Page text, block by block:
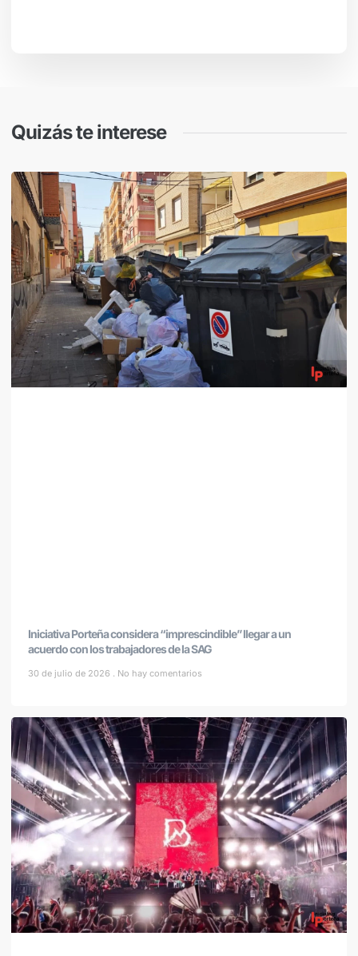
Quizás te interese
Iniciativa Porteña considera “imprescindible” llegar a un
acuerdo con los trabajadores de la SAG
30 de julio de 2026 No hay comentarios